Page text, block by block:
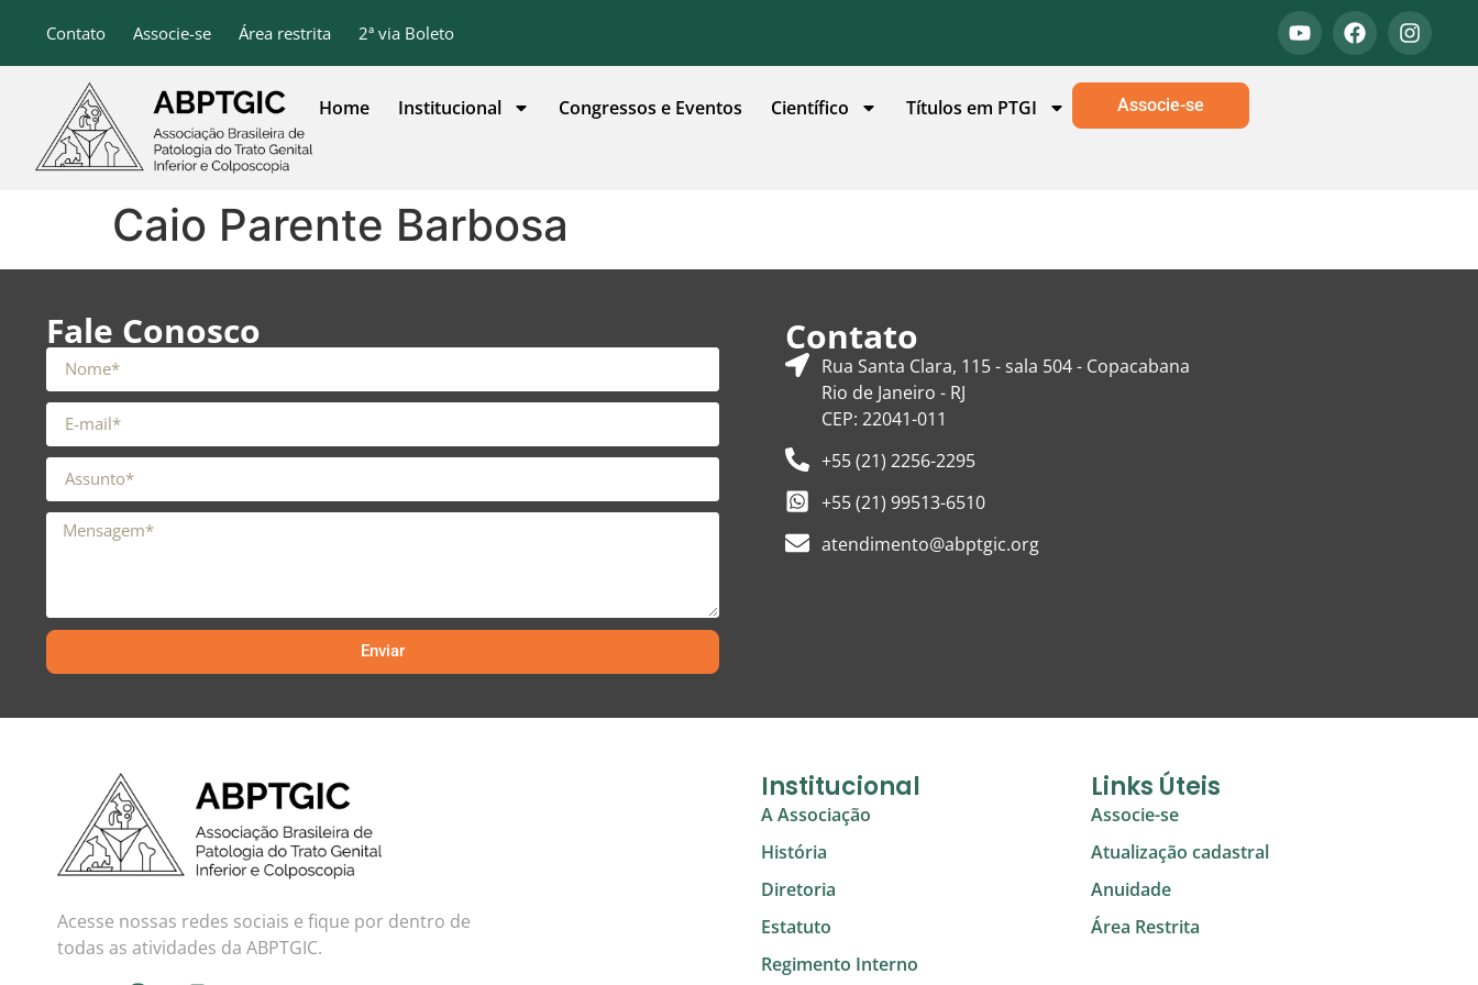
conteúdo
Contato Associe-se Área restrita 2ª via Boleto
Home Institucional Congressos e Eventos Científico Títulos em PTGI Associe-se
Caio Parente Barbosa
Fale Conosco
Enviar
Contato
Rua Santa Clara, 115 - sala 504 - Copacabana
Rio de Janeiro - RJ
CEP: 22041-011
+55 (21) 2256-2295
+55 (21) 99513-6510
atendimento@abptgic.org
Acesse nossas redes sociais e fique por dentro de
todas as atividades da ABPTGIC.
Institucional
A Associação
História
Diretoria
Estatuto
Regimento Interno
Links Úteis
Associe-se
Atualização cadastral
Anuidade
Área Restrita